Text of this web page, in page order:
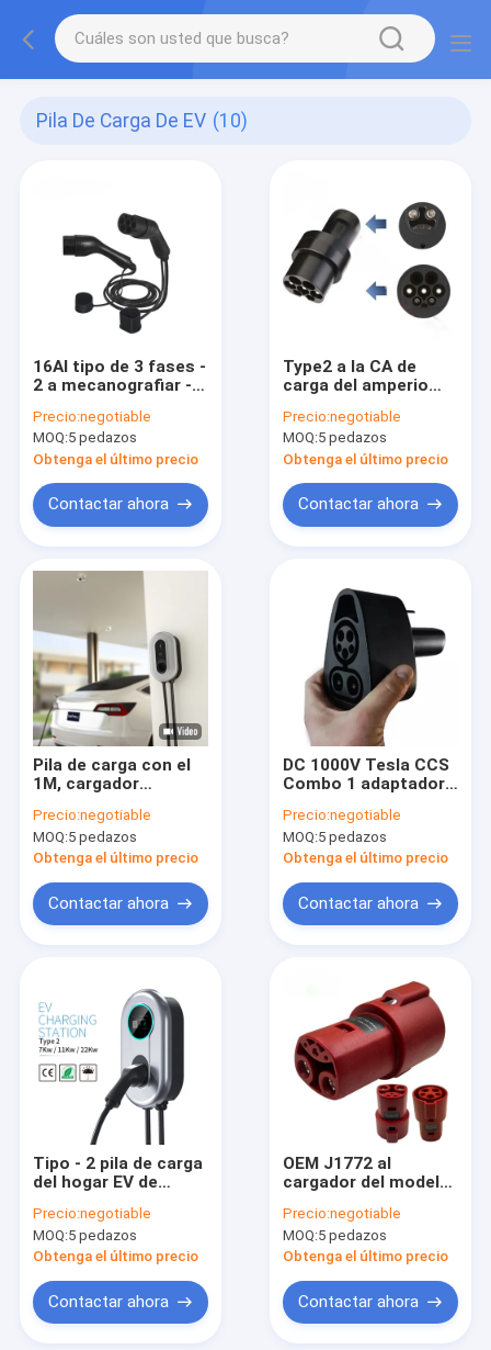
Pila De Carga De EV (10)
16Al tipo de 3 fases -
2 a mecanografiar -
telegrafían los 11
kilovatios portátiles
del coche eléctrico
del cable del
cargador
Precio:negotiable
MOQ:5 pedazos
Obtenga el último precio
Contactar ahora
Type2 a la CA de
carga del amperio
80 de Tesla para la
protección del
cargador IP55 del
vehículo eléctrico
Precio:negotiable
MOQ:5 pedazos
Obtenga el último precio
Contactar ahora
Pila de carga con el
1M, cargador
cableado del Type2
EV de Wallbox del
vehículo eléctrico 8-
Precio:negotiable
MOQ:5 pedazos
Obtenga el último precio
Contactar ahora
DC 1000V Tesla CCS
Combo 1 adaptador
CCS Combo 1 a
conector de
cargador TPC EV
Precio:negotiable
MOQ:5 pedazos
Obtenga el último precio
Contactar ahora
Tipo - 2 pila de carga
del hogar EV de
coche eléctrico 32A
7.36KW 1 fase con el
LCD
Precio:negotiable
MOQ:5 pedazos
Obtenga el último precio
Contactar ahora
OEM J1772 al
cargador del modelo
de Tesla que carga el
adaptador universal
60A 250V
Precio:negotiable
MOQ:5 pedazos
Obtenga el último precio
Contactar ahora